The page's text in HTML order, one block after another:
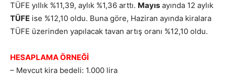
TÜFE yıllık %11,39, aylık %1,36 arttı. Mayıs ayında 12 aylık
TÜFE ise %12,10 oldu. Buna göre, Haziran ayında kiralara
TÜFE üzerinden yapılacak tavan artış oranı %12,10 oldu.
HESAPLAMA ÖRNEĞİ
– Mevcut kira bedeli: 1.000 lira